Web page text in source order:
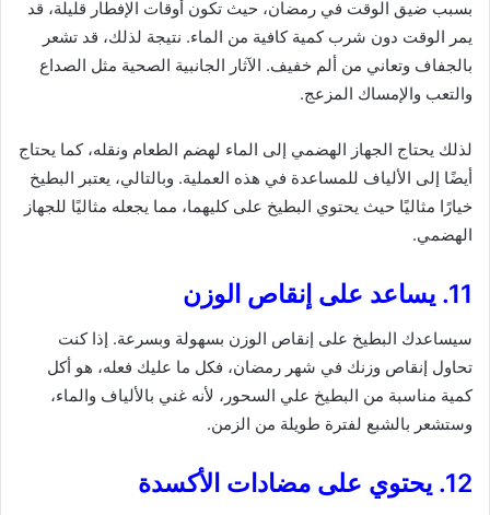
بسبب ضيق الوقت في رمضان، حيث تكون أوقات الإفطار قليلة، قد
يمر الوقت دون شرب كمية كافية من الماء. نتيجة لذلك، قد تشعر
بالجفاف وتعاني من ألم خفيف. الآثار الجانبية الصحية مثل الصداع
والتعب والإمساك المزعج.
لذلك يحتاج الجهاز الهضمي إلى الماء لهضم الطعام ونقله، كما يحتاج
أيضًا إلى الألياف للمساعدة في هذه العملية. وبالتالي، يعتبر البطيخ
خيارًا مثاليًا حيث يحتوي البطيخ على كليهما، مما يجعله مثاليًا للجهاز
الهضمي.
11. يساعد على إنقاص الوزن
سيساعدك البطيخ على إنقاص الوزن بسهولة وبسرعة. إذا كنت
تحاول إنقاص وزنك في شهر رمضان، فكل ما عليك فعله، هو أكل
كمية مناسبة من البطيخ علي السحور، لأنه غني بالألياف والماء،
وستشعر بالشبع لفترة طويلة من الزمن.
12. يحتوي على مضادات الأكسدة